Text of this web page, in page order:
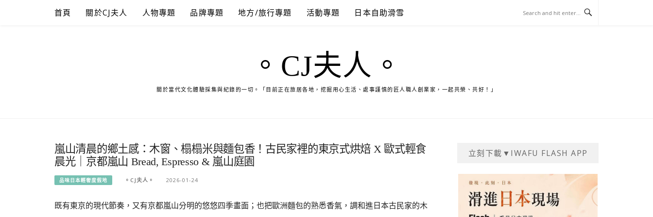
首頁 關於CJ夫人 人物專題 品牌專題 地方/旅行專題 活動專題 日本自助滑雪
。CJ夫人。
關於當代文化體驗採集與紀錄的一切。「目前正在旅居各地，挖掘用心生活、處事謹慎的匠人職人創業家，一起共榮、共好！」
嵐山清晨的鄉土感：木窗、榻榻米與麵包香！古民家裡的東京式烘焙 X 歐式輕食
晨光｜京都嵐山 Bread, Espresso & 嵐山庭園
品味日本輕奢度假地 。CJ夫人。 2026-01-24
既有東京的現代節奏，又有京都嵐山分明的悠悠四季畫面；也把歐洲麵包的熟悉香氣，調和進日本古民家的木
立刻下載▼IWAFU FLASH APP